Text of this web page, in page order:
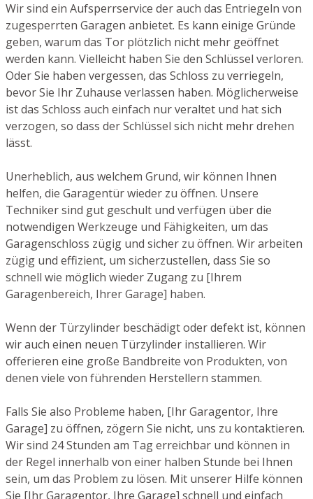
Wir sind ein Aufsperrservice der auch das Entriegeln von
zugesperrten Garagen anbietet. Es kann einige Gründe
geben, warum das Tor plötzlich nicht mehr geöffnet
werden kann. Vielleicht haben Sie den Schlüssel verloren.
Oder Sie haben vergessen, das Schloss zu verriegeln,
bevor Sie Ihr Zuhause verlassen haben. Möglicherweise
ist das Schloss auch einfach nur veraltet und hat sich
verzogen, so dass der Schlüssel sich nicht mehr drehen
lässt.
Unerheblich, aus welchem Grund, wir können Ihnen
helfen, die Garagentür wieder zu öffnen. Unsere
Techniker sind gut geschult und verfügen über die
notwendigen Werkzeuge und Fähigkeiten, um das
Garagenschloss zügig und sicher zu öffnen. Wir arbeiten
zügig und effizient, um sicherzustellen, dass Sie so
schnell wie möglich wieder Zugang zu [Ihrem
Garagenbereich, Ihrer Garage] haben.
Wenn der Türzylinder beschädigt oder defekt ist, können
wir auch einen neuen Türzylinder installieren. Wir
offerieren eine große Bandbreite von Produkten, von
denen viele von führenden Herstellern stammen.
Falls Sie also Probleme haben, [Ihr Garagentor, Ihre
Garage] zu öffnen, zögern Sie nicht, uns zu kontaktieren.
Wir sind 24 Stunden am Tag erreichbar und können in
der Regel innerhalb von einer halben Stunde bei Ihnen
sein, um das Problem zu lösen. Mit unserer Hilfe können
Sie [Ihr Garagentor, Ihre Garage] schnell und einfach